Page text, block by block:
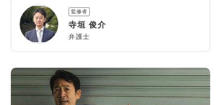
刑事事件
債務整理
離婚問題
交通事故
AI Search Premium
掲載をご検討の弁護士の方へ
監修者
寺垣 俊介
弁護士